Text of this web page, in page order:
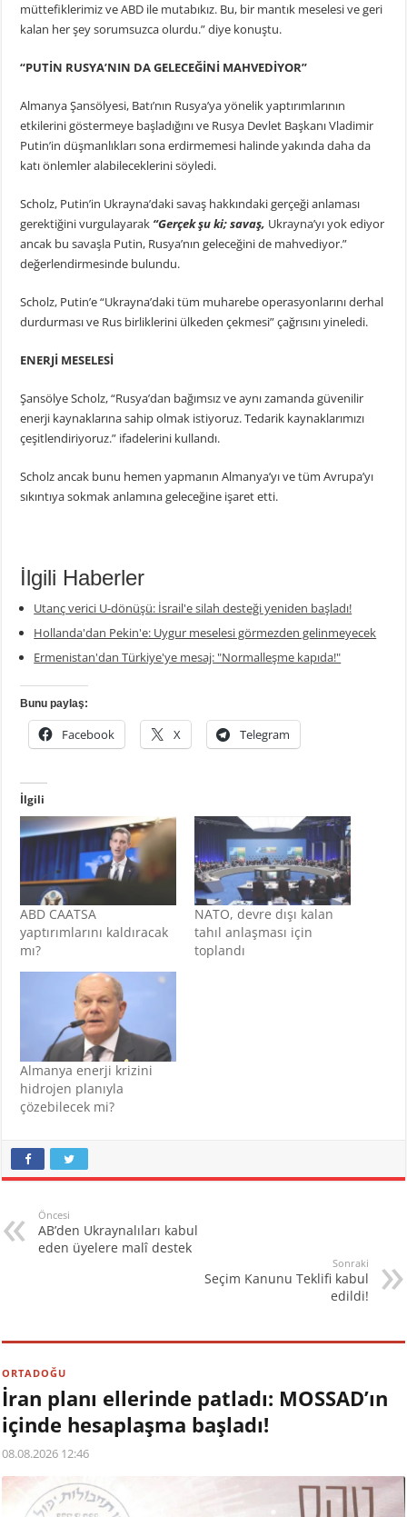
müttefiklerimiz ve ABD ile mutabıkız. Bu, bir mantık meselesi ve geri
kalan her şey sorumsuzca olurdu.” diye konuştu.
“PUTİN RUSYA’NIN DA GELECEĞİNİ MAHVEDİYOR”
Almanya Şansölyesi, Batı’nın Rusya’ya yönelik yaptırımlarının
etkilerini göstermeye başladığını ve Rusya Devlet Başkanı Vladimir
Putin’in düşmanlıkları sona erdirmemesi halinde yakında daha da
katı önlemler alabileceklerini söyledi.
Scholz, Putin’in Ukrayna’daki savaş hakkındaki gerçeği anlaması
gerektiğini vurgulayarak “Gerçek şu ki; savaş, Ukrayna’yı yok ediyor
ancak bu savaşla Putin, Rusya’nın geleceğini de mahvediyor.”
değerlendirmesinde bulundu.
Scholz, Putin’e “Ukrayna’daki tüm muharebe operasyonlarını derhal
durdurması ve Rus birliklerini ülkeden çekmesi” çağrısını yineledi.
ENERJİ MESELESİ
Şansölye Scholz, “Rusya’dan bağımsız ve aynı zamanda güvenilir
enerji kaynaklarına sahip olmak istiyoruz. Tedarik kaynaklarımızı
çeşitlendiriyoruz.” ifadelerini kullandı.
Scholz ancak bunu hemen yapmanın Almanya’yı ve tüm Avrupa’yı
sıkıntıya sokmak anlamına geleceğine işaret etti.
İlgili Haberler
Utanç verici U-dönüşü: İsrail'e silah desteği yeniden başladı!
Hollanda'dan Pekin'e: Uygur meselesi görmezden gelinmeyecek
Ermenistan'dan Türkiye'ye mesaj: "Normalleşme kapıda!"
Bunu paylaş:
Facebook X Telegram
İlgili
ABD CAATSA
yaptırımlarını kaldıracak
mı?
NATO, devre dışı kalan
tahıl anlaşması için
toplandı
Almanya enerji krizini
hidrojen planıyla
çözebilecek mi?
Öncesi
AB’den Ukraynalıları kabul
eden üyelere malî destek
Sonraki
Seçim Kanunu Teklifi kabul
edildi!
ORTADOĞU
İran planı ellerinde patladı: MOSSAD’ın
içinde hesaplaşma başladı!
08.08.2026 12:46